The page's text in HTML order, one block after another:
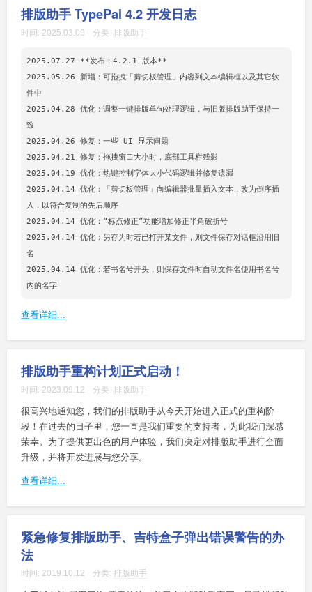
排版助手 TypePal 4.2 开发日志
时间: 2025.03.09 分类: 排版助手
2025.07.27 **发布：4.2.1 版本**
2025.05.26 新增：可拖拽「剪切板管理」内容到文本编辑框以及其它软
件中
2025.04.28 优化：调整一键排版单句处理逻辑，与旧版排版助手保持一
致
2025.04.26 修复：一些 UI 显示问题
2025.04.21 修复：拖拽窗口大小时，底部工具栏残影
2025.04.19 优化：热键控制字体大小代码逻辑并修复遗漏
2025.04.14 优化：「剪切板管理」向编辑器批量插入文本，改为倒序插
入，以符合复制的先后顺序
2025.04.14 优化：“标点修正”功能增加修正半角破折号
2025.04.14 优化：另存为时若已打开某文件，则文件保存对话框沿用旧
名
2025.04.14 优化：若书名号开头，则保存文件时自动文件名使用书名号
内的名字
查看详细...
排版助手重构计划正式启动！
时间: 2023.09.12 分类: 排版助手
很高兴地通知您，我们的排版助手从今天开始进入正式的重构阶
段！在过去的日子里，您一直是我们重要的支持者，为此我们深感
荣幸。为了提供更出色的用户体验，我们决定对排版助手进行全面
升级，并将开发进展与您分享。
查看详细...
紧急修复排版助手、吉特盒子弹出错误警告的办
法
时间: 2019.10.12 分类: 排版助手